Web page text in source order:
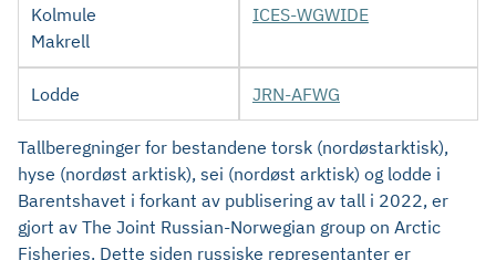
Kolmule
Makrell
ICES-WGWIDE
Lodde JRN-AFWG
Tallberegninger for bestandene torsk (nordøstarktisk),
hyse (nordøst arktisk), sei (nordøst arktisk) og lodde i
Barentshavet i forkant av publisering av tall i 2022, er
gjort av The Joint Russian-Norwegian group on Arctic
Fisheries. Dette siden russiske representanter er